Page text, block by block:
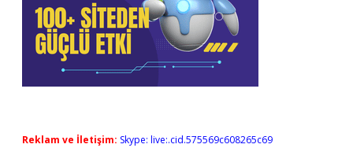
Reklam ve İletişim: Skype: live:.cid.575569c608265c69